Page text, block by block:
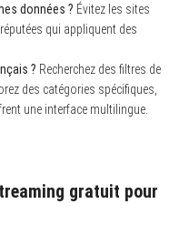
données ? Évitez les sites
qui appliquent des
? Recherchez des filtres de
des catégories spécifiques,
une interface multilingue.
gratuit pour